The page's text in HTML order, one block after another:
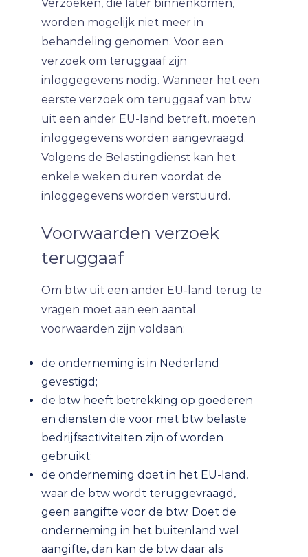
Verzoeken, die later binnenkomen,
worden mogelijk niet meer in
behandeling genomen. Voor een
verzoek om teruggaaf zijn
inloggegevens nodig. Wanneer het een
eerste verzoek om teruggaaf van btw
uit een ander EU-land betreft, moeten
inloggegevens worden aangevraagd.
Volgens de Belastingdienst kan het
enkele weken duren voordat de
inloggegevens worden verstuurd.
Voorwaarden verzoek
teruggaaf
Om btw uit een ander EU-land terug te
vragen moet aan een aantal
voorwaarden zijn voldaan:
de onderneming is in Nederland
gevestigd;
de btw heeft betrekking op goederen
en diensten die voor met btw belaste
bedrijfsactiviteiten zijn of worden
gebruikt;
de onderneming doet in het EU-land,
waar de btw wordt teruggevraagd,
geen aangifte voor de btw. Doet de
onderneming in het buitenland wel
aangifte, dan kan de btw daar als